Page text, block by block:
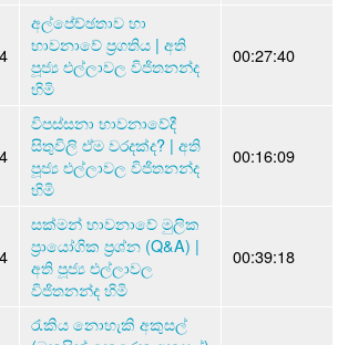
අල්පේච්ඡතාව හා
භාවනාවේ ප්‍රගතිය | අති
පූජ්‍ය එල්ලාවල විජිතනන්ද
හිමි
00:27:40
විපස්සනා භාවනාවේදී
සිතුවිලි ඒම වරදක්ද? | අති
පූජ්‍ය එල්ලාවල විජිතනන්ද
හිමි
00:16:09
සක්මන් භාවනාවේ මුලික
ප්‍රායෝගික ප්‍රශ්න (Q&A) |
අති පූජ්‍ය එල්ලාවල
විජිතනන්ද හිමි
00:39:18
රැකිය නොහැකි අකුසල්